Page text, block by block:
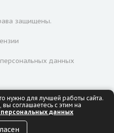
защищены.
данных
НЕОБХОДИМА
нужно для лучшей работы сайта.
соглашаетесь с этим на
данных